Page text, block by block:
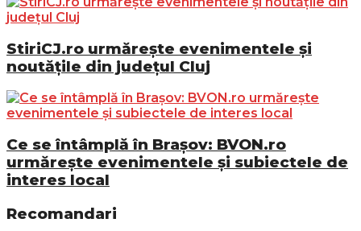
StiriCJ.ro urmărește evenimentele și
noutățile din județul Cluj
Ce se întâmplă în Brașov: BVON.ro
urmărește evenimentele și subiectele de
interes local
Recomandari